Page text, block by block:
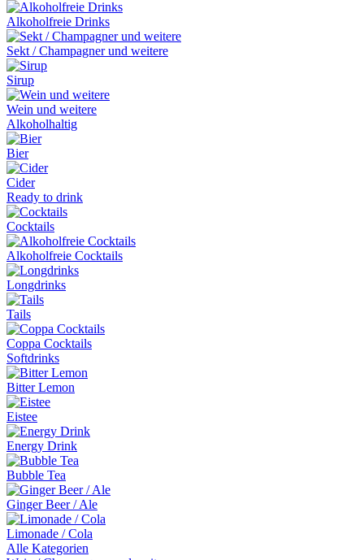
Alkoholfreie Drinks
Sekt / Champagner und weitere
Sirup
Wein und weitere
Alkoholhaltig
Bier
Cider
Ready to drink
Cocktails
Alkoholfreie Cocktails
Longdrinks
Tails
Coppa Cocktails
Softdrinks
Bitter Lemon
Eistee
Energy Drink
Bubble Tea
Ginger Beer / Ale
Limonade / Cola
Alle Kategorien